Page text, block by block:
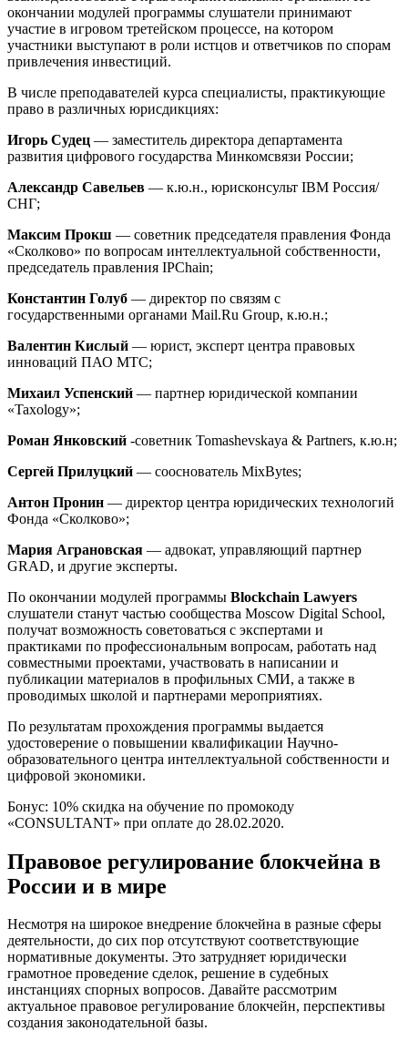
окончании модулей программы слушатели принимают
участие в игровом третейском процессе, на котором
участники выступают в роли истцов и ответчиков по спорам
привлечения инвестиций.
В числе преподавателей курса специалисты, практикующие
право в различных юрисдикциях:
Игорь Судец — заместитель директора департамента
развития цифрового государства Минкомсвязи России;
Александр Савельев — к.ю.н., юрисконсульт IBM Россия/
СНГ;
Максим Прокш — советник председателя правления Фонда
«Сколково» по вопросам интеллектуальной собственности,
председатель правления IPChain;
Константин Голуб — директор по связям с
государственными органами Mail.Ru Group, к.ю.н.;
Валентин Кислый — юрист, эксперт центра правовых
инноваций ПАО МТС;
Михаил Успенский — партнер юридической компании
«Taxology»;
Роман Янковский -советник Tomashevskaya & Partners, к.ю.н;
Сергей Прилуцкий — сооснователь MixBytes;
Антон Пронин — директор центра юридических технологий
Фонда «Сколково»;
Мария Аграновская — адвокат, управляющий партнер
GRAD, и другие эксперты.
По окончании модулей программы Blockchain Lawyers
слушатели станут частью сообщества Moscow Digital School,
получат возможность советоваться с экспертами и
практиками по профессиональным вопросам, работать над
совместными проектами, участвовать в написании и
публикации материалов в профильных СМИ, а также в
проводимых школой и партнерами мероприятиях.
По результатам прохождения программы выдается
удостоверение о повышении квалификации Научно-
образовательного центра интеллектуальной собственности и
цифровой экономики.
Бонус: 10% скидка на обучение по промокоду
«CONSULTANT» при оплате до 28.02.2020.
Правовое регулирование блокчейна в
России и в мире
Несмотря на широкое внедрение блокчейна в разные сферы
деятельности, до сих пор отсутствуют соответствующие
нормативные документы. Это затрудняет юридически
грамотное проведение сделок, решение в судебных
инстанциях спорных вопросов. Давайте рассмотрим
актуальное правовое регулирование блокчейн, перспективы
создания законодательной базы.